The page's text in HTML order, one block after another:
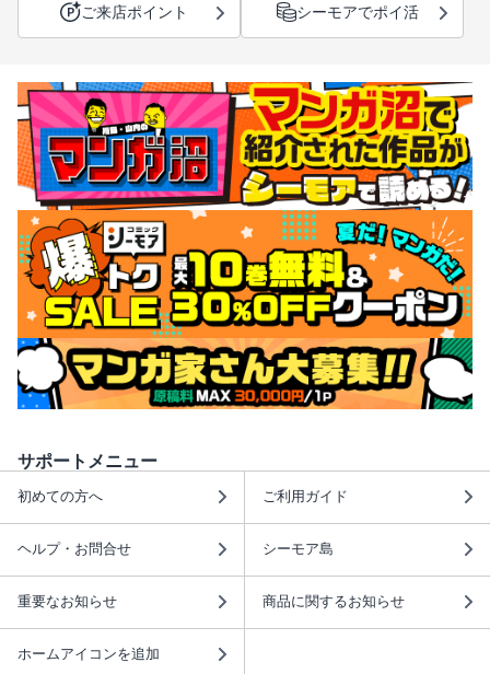
ご来店ポイント シーモアでポイ活
サポートメニュー
初めての方へ ご利用ガイド
ヘルプ・お問合せ シーモア島
重要なお知らせ 商品に関するお知らせ
ホームアイコンを追加